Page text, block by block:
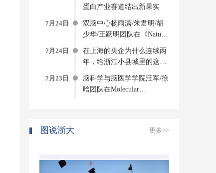
蛋白产业赛道结出新果实
7月24日
双脑中心杨雨潇/朱君明/胡
少华/王跃明团队在《Nature
Computational Science》发文
构建侵入式脑机接口方法与
系统
7月24日
在上海的央企为什么连续两
年，给浙江小县城里的这个
创新中心写感谢信？
7月23日
脑科学与脑医学学院汪军/徐
晗团队在Molecular
图说浙大 更多>>